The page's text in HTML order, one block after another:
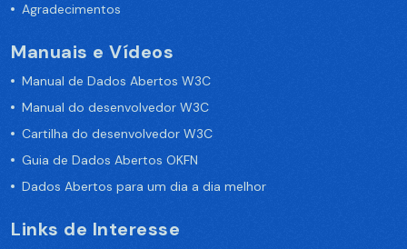
Agradecimentos
Manuais e Vídeos
Manual de Dados Abertos W3C
Manual do desenvolvedor W3C
Cartilha do desenvolvedor W3C
Guia de Dados Abertos OKFN
Dados Abertos para um dia a dia melhor
Links de Interesse